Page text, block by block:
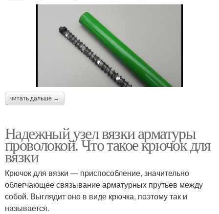
читать дальше →
Надежный узел вязки арматуры
проволокой. Что такое крючок для
вязки
Крючок для вязки — приспособление, значительно
облегчающее связывание арматурных прутьев между
собой. Выглядит оно в виде крючка, поэтому так и
называется.